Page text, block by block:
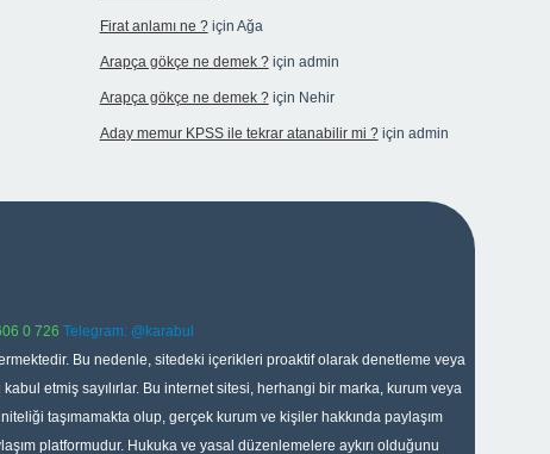
Firat anlamı ne ?için Ağa
Arapça gökçe ne demek ?için admin
Arapça gökçe ne demek ?için Nehir
Aday memur KPSS ile tekrar atanabilir mi ?için admin
0 726 Telegram: @karabul
Bu nedenle, sitedeki içerikleri proaktif olarak denetleme veya
etmiş sayılırlar. Bu internet sitesi, herhangi bir marka, kurum veya
taşımamakta olup, gerçek kurum ve kişiler hakkında paylaşım
platformudur. Hukuka ve yasal düzenlemelere aykırı olduğunu